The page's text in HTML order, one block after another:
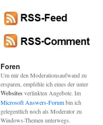
Foren
Um mir den Moderationsaufwand zu
ersparen, empfehle ich eines der unter
Websitesverlinkten Angebote. Im
Microsoft Answers-Forumbin ich
gelegentlich noch als Moderator zu
Windows-Themen unterwegs.